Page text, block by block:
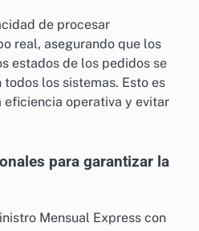
de procesar
real, asegurando que los
estados de los pedidos se
los sistemas. Esto es
operativa y evitar
para garantizar la
Mensual Express con